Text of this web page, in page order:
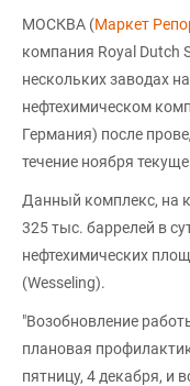
МОСКВА (Маркет
компания Royal Dutch
нескольких заводах
нефтехимическом
Германия) после
течение ноября
Данный комплекс, на
325 тыс. баррелей в
нефтехимических
(Wesseling).
"Возобновление
плановая
пятницу, 4 декабря, и